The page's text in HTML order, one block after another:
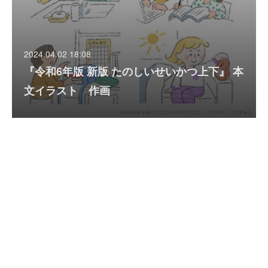
2024.04.02 18:08
『令和6年版 新版 たのしいせいかつ上下』 本
文イラスト 作画